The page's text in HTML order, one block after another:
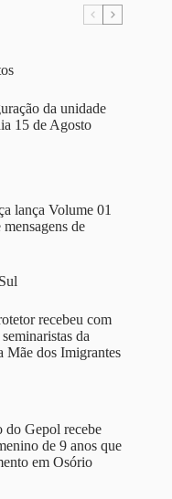
da unidade
15 de Agosto
lança Volume 01
de
recebeu com
da
Mãe dos Imigrantes
do Gepol recebe
de 9 anos que
em Osório